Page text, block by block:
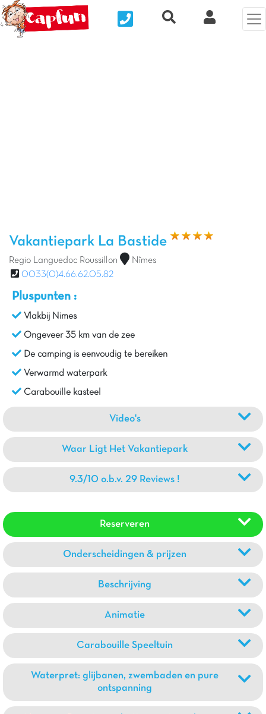
Nous contacterRecherche rapide
Mijn Clix
Vakantiepark La Bastide
Regio Languedoc Roussillon
Nîmes
0033(0)4.66.62.05.82
Pluspunten :
Vlakbij Nimes
Ongeveer 35 km van de zee
De camping is eenvoudig te bereiken
Verwarmd waterpark
Carabouille kasteel
Video's
Waar Ligt Het Vakantiepark
9.3/10 o.b.v. 29 Reviews !
Reserveren
Onderscheidingen & prijzen
Beschrijving
Animatie
Carabouille Speeltuin
Waterpret: glijbanen, zwembaden en pure
ontspanning